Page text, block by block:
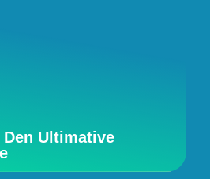
Ultimative